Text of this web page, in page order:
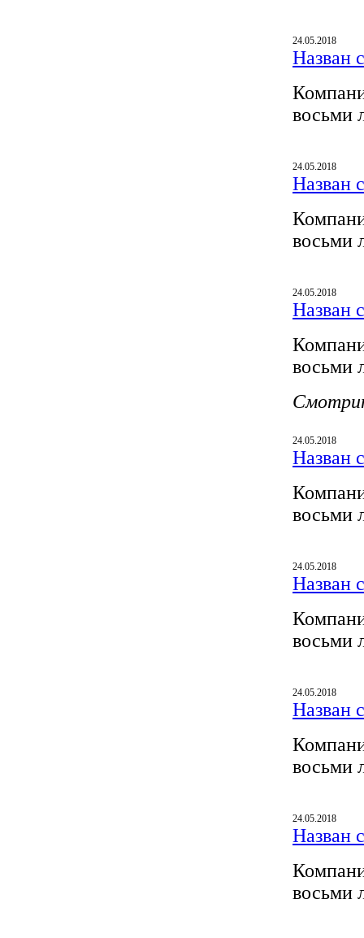
24.05.2018
Назван
восьми
24.05.2018
Назван
восьми
24.05.2018
Назван
восьми
24.05.2018
Назван
восьми
24.05.2018
Назван
восьми
24.05.2018
Назван
восьми
24.05.2018
Назван
восьми